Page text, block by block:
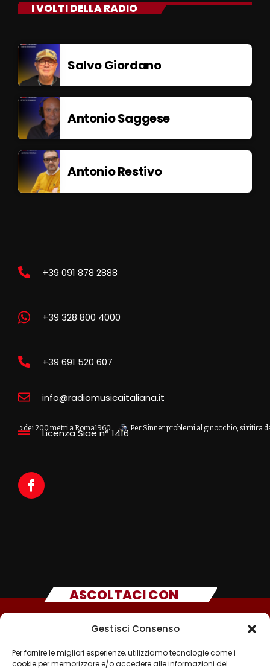
Gestisci Consenso
Per fornire le migliori esperienze, utilizziamo tecnologie come i
cookie per memorizzare e/o accedere alle informazioni del
I VOLTI DELLA RADIO
Salvo Giordano
Antonio Saggese
Antonio Restivo
200 metri a Roma1960 Per Sinner problemi al ginocchio, si ritira dal
+39 091 878 2888
+39 328 800 4000
+39 691 520 607
info@radiomusicaitaliana.it
Licenza Siae n° 1416
ASCOLTACI CON